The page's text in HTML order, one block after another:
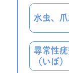
水虫、
尋常性
（いぼ）